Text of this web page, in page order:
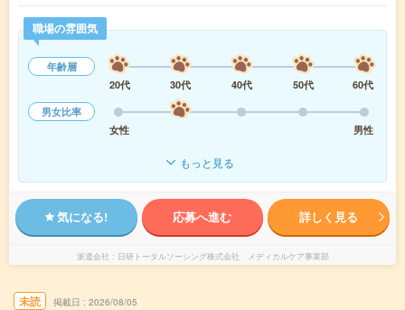
職場の雰囲気
年齢層
20代
30代 40代 50代
60代
男女比率
女性
男性
もっと見る
気になる! 応募へ進む 詳しく見る
派遣会社 日研トータルソーシング株式会社 メディカルケア事業部
未読 掲載日 2026/08/05